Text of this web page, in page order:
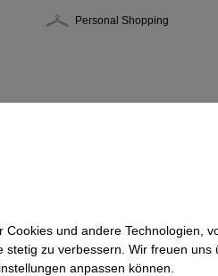
Personal Shopping
und andere Technologien,
zu verbessern. Wir freuen
anpassen können.